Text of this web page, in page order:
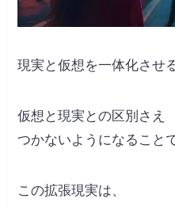
現実と仮想を一体化させ
仮想と現実との区別さえ
つかないようになること
この拡張現実は、